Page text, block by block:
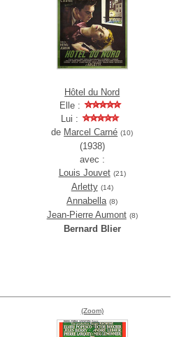
Hôtel du Nord
Elle :
Lui :
de Marcel Carné (10)
(1938)
avec :
Louis Jouvet (21)
Arletty (14)
Annabella (8)
Jean-Pierre Aumont (8)
Bernard Blier
(Zoom)